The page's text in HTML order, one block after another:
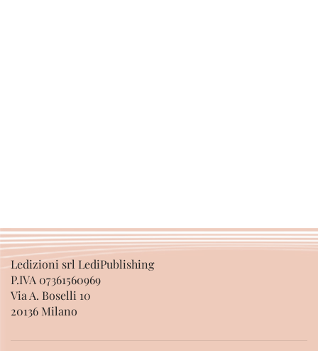
Ledizioni srl LediPublishing
P.IVA 07361560969
Via A. Boselli 10
20136 Milano